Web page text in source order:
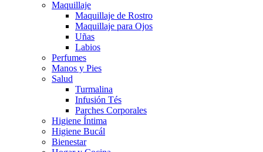
Maquillaje
Maquillaje de Rostro
Maquillaje para Ojos
Uñas
Labios
Perfumes
Manos y Pies
Salud
Turmalina
Infusión Tés
Parches Corporales
Higiene Íntima
Higiene Bucál
Bienestar